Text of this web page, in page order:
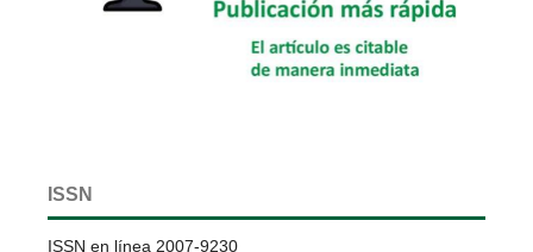
ISSN
ISSN en línea 2007-9230